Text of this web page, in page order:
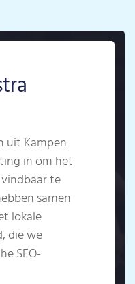
uit Kampen
in om het
te
samen
lokale
die we
SEO-